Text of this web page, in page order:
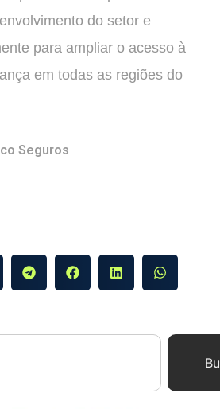
do setor e
para ampliar o acesso à
em todas as regiões do
Seguros